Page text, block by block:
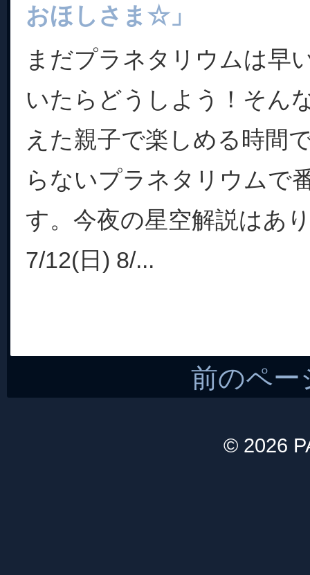
おほしさま☆」
まだプラネタリウムは早
いたらどうしよう！そん
えた親子で楽しめる時間
らないプラネタリウムで
す。今夜の星空解説はあ
7/12(日) 8/...
前のペー
© 2026